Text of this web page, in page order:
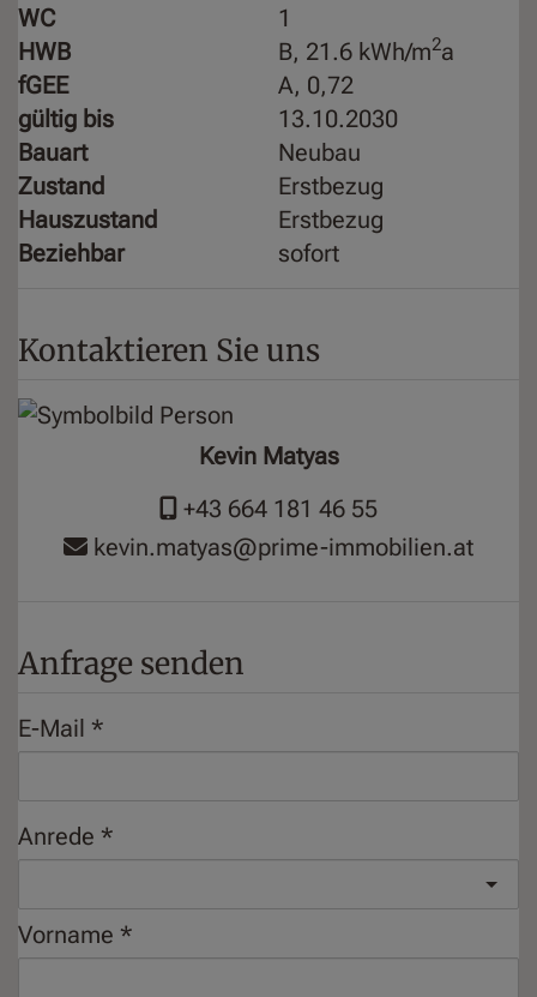
WC
1
HWB
B, 21.6 kWh/m2a
fGEE
A, 0,72
gültig bis
13.10.2030
Bauart
Neubau
Zustand
Erstbezug
Hauszustand
Erstbezug
Beziehbar
sofort
Kontaktieren Sie uns
Kevin Matyas
+43 664 181 46 55
kevin.matyas@prime-immobilien.at
Anfrage senden
E-Mail
Anrede
Vorname